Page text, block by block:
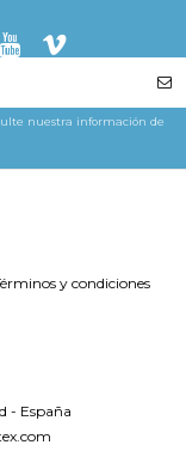
nuestra información de
y condiciones
- España